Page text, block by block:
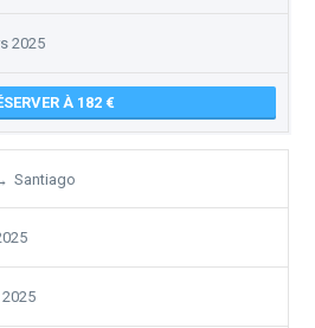
2025
À 182
Santiago